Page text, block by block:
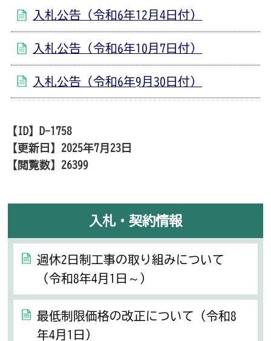
入札公告（令和6年12月4日付）
入札公告（令和6年10月7日付）
入札公告（令和6年9月30日付）
【ID】
D-1758
【更新日】 2025年7月23日
【閲覧数】 26399
入札・契約情報
週休2日制工事の取り組みについて
（令和8年4月1日～）
最低制限価格の改正について（令和8
年4月1日）